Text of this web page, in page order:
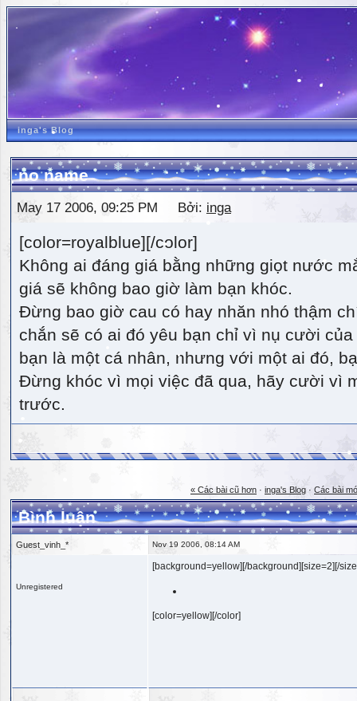
inga's Blog
no name
May 17 2006, 09:25 PM Bởi: inga
[color=royalblue][/color]
Không ai đáng giá bằng những giọt nước
giá sẽ không bao giờ làm bạn khóc.
Đừng bao giờ cau có hay nhăn nhó thậm
chắn sẽ có ai đó yêu bạn chỉ vì nụ cười
bạn là một cá nhân, nhưng với một ai đó,
Đừng khóc vì mọi việc đã qua, hãy cười vì
trước.
« Các bài cũ hơn · inga's Blog · Các bài
Bình luận
Guest_vinh_* Nov 19 2006, 08:14 AM
Unregistered
[background=yellow][/background][size=2][/
[color=yellow][/color]